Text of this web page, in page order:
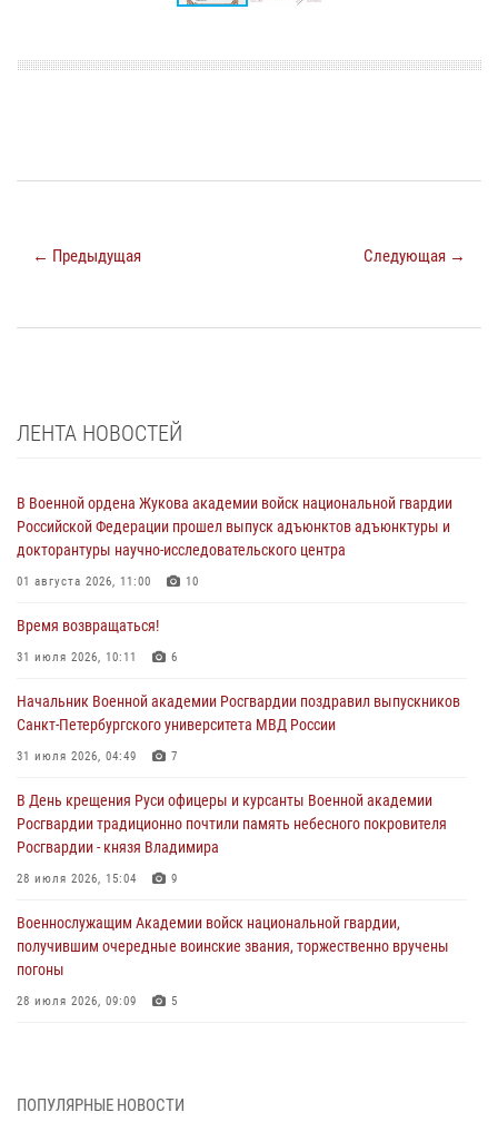
← Предыдущая Следующая →
ЛЕНТА НОВОСТЕЙ
В Военной ордена Жукова академии войск национальной гвардии
Российской Федерации прошел выпуск адъюнктов адъюнктуры и
докторантуры научно-исследовательского центра
01 августа 2026, 11:00 10
Время возвращаться!
31 июля 2026, 10:11 6
Начальник Военной академии Росгвардии поздравил выпускников
Санкт-Петербургского университета МВД России
31 июля 2026, 04:49 7
В День крещения Руси офицеры и курсанты Военной академии
Росгвардии традиционно почтили память небесного покровителя
Росгвардии - князя Владимира
28 июля 2026, 15:04 9
Военнослужащим Академии войск национальной гвардии,
получившим очередные воинские звания, торжественно вручены
погоны
28 июля 2026, 09:09 5
27 июля 2026, 14:49 7
ПОПУЛЯРНЫЕ НОВОСТИ